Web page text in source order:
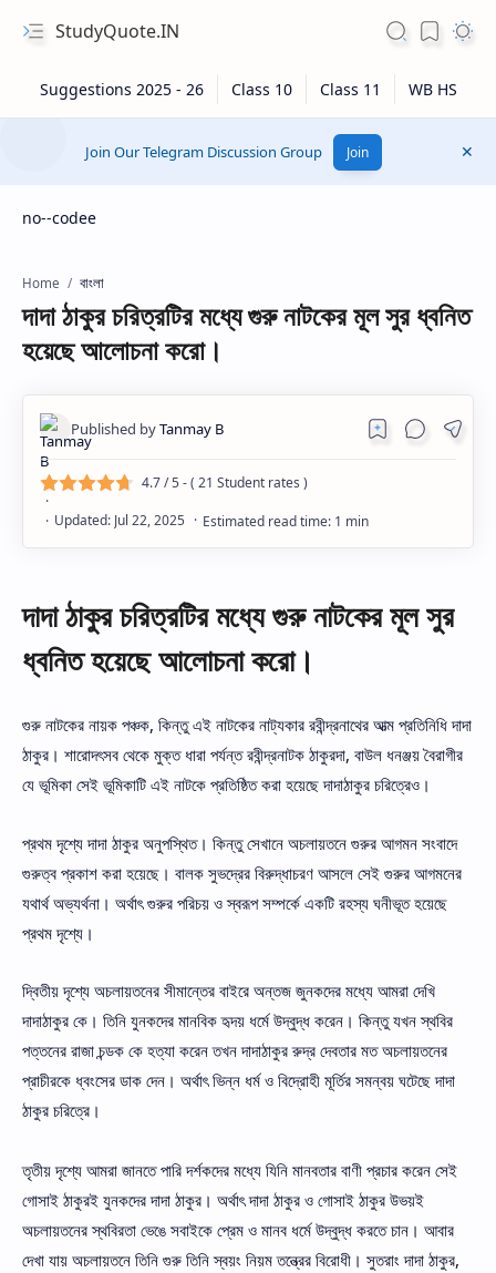
StudyQuote.IN
Join Our Telegram Discussion Group Join
no--codee
Home বাংলা
দাদা ঠাকুর চরিত্রটির মধ্যে গুরু নাটকের মূল সুর ধ্বনিত
হয়েছে আলোচনা করো।
4.7/ 5 - ( 21 Student rates )
দাদা ঠাকুর চরিত্রটির মধ্যে গুরু নাটকের মূল সুর
ধ্বনিত হয়েছে আলোচনা করো।
গুরু নাটকের নায়ক পঞ্চক, কিন্তু এই নাটকের নাট্যকার রবীন্দ্রনাথের আত্ম প্রতিনিধি দাদা
ঠাকুর। শারোদৎসব থেকে মুক্ত ধারা পর্যন্ত রবীন্দ্রনাটক ঠাকুরদা, বাউল ধনঞ্জয় বৈরাগীর
যে ভূমিকা সেই ভূমিকাটি এই নাটকে প্রতিষ্ঠিত করা হয়েছে দাদাঠাকুর চরিত্রেও।
প্রথম দৃশ্যে দাদা ঠাকুর অনুপস্থিত। কিন্তু সেখানে অচলায়তনে গুরুর আগমন সংবাদে
গুরুত্ব প্রকাশ করা হয়েছে। বালক সুভদ্রের বিরুদ্ধাচরণ আসলে সেই গুরুর আগমনের
যথার্থ অভ্যর্থনা। অর্থাৎ গুরুর পরিচয় ও স্বরূপ সম্পর্কে একটি রহস্য ঘনীভূত হয়েছে
প্রথম দৃশ্যে।
দ্বিতীয় দৃশ্যে অচলায়তনের সীমান্তের বাইরে অন্তজ জুনকদের মধ্যে আমরা দেখি
দাদাঠাকুর কে। তিনি যুনকদের মানবিক হৃদয় ধর্মে উদ্বুদ্ধ করেন। কিন্তু যখন স্থবির
পত্তনের রাজা চন্ডক কে হত্যা করেন তখন দাদাঠাকুর রুদ্র দেবতার মত অচলায়তনের
প্রাচীরকে ধ্বংসের ডাক দেন। অর্থাৎ ভিন্ন ধর্ম ও বিদ্রোহী মূর্তির সমন্বয় ঘটেছে দাদা
ঠাকুর চরিত্রে।
তৃতীয় দৃশ্যে আমরা জানতে পারি দর্শকদের মধ্যে যিনি মানবতার বাণী প্রচার করেন সেই
গোসাই ঠাকুরই যুনকদের দাদা ঠাকুর। অর্থাৎ দাদা ঠাকুর ও গোসাই ঠাকুর উভয়ই
অচলায়তনের স্থবিরতা ভেঙে সবাইকে প্রেম ও মানব ধর্মে উদ্বুদ্ধ করতে চান। আবার
দেখা যায় অচলায়তনে তিনি গুরু তিনি স্বয়ং নিয়ম তন্ত্রের বিরোধী। সুতরাং দাদা ঠাকুর,